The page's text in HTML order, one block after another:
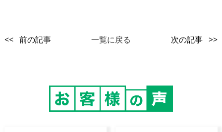
<< 前の記事 一覧に戻る 次の記事 >>